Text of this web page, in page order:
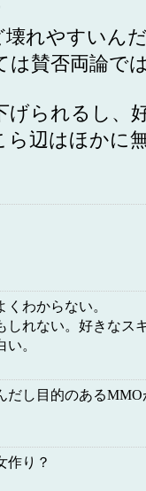
れやすいん
は賛否両論で
げられるし、
ら辺はほかに
わからない。
れない。好きなス
。
だし目的のある
作り？